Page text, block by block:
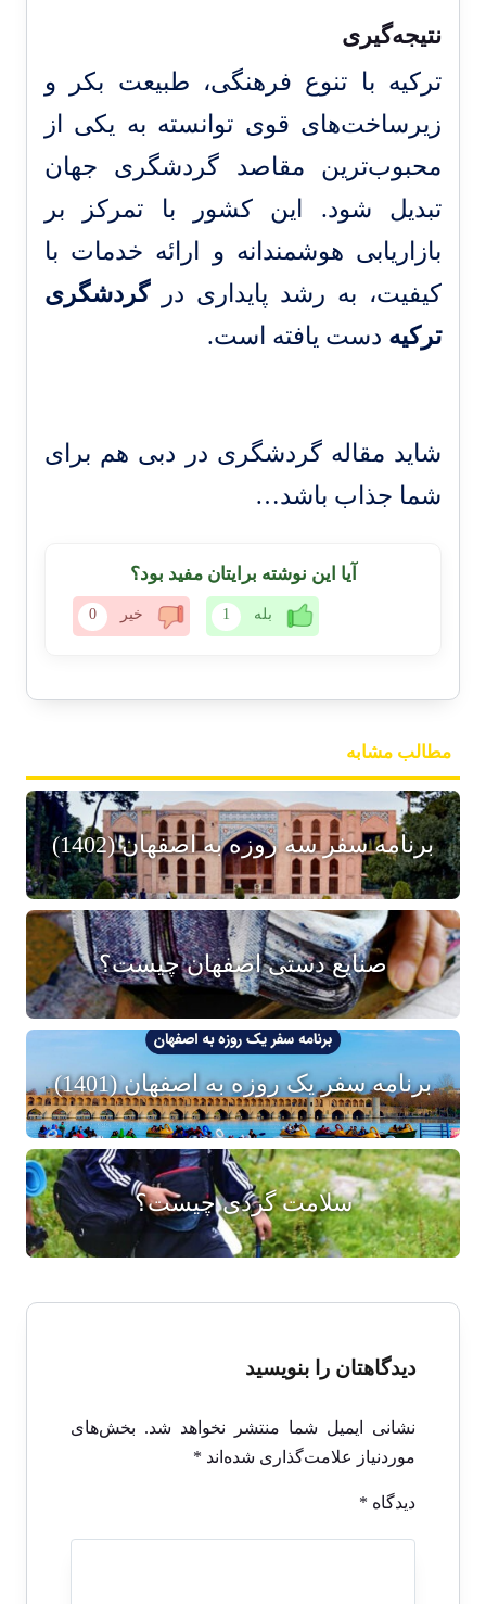
نتیجه‌گیری
ترکیه با تنوع فرهنگی، طبیعت بکر و
زیرساخت‌های قوی توانسته به یکی از
محبوب‌ترین مقاصد گردشگری جهان
تبدیل شود. این کشور با تمرکز بر
بازاریابی هوشمندانه و ارائه خدمات با
کیفیت، به رشد پایداری درگردشگری
ترکیه دست یافته است.
شاید مقاله گردشگری در دبی هم برای
شما جذاب باشد…
آیا این نوشته برایتان مفید بود؟
بله 1 خیر 0
مطالب مشابه
برنامه سفر سه روزه به اصفهان (1402)
صنایع دستی اصفهان چیست؟
برنامه سفر یک روزه به اصفهان (1401)
سلامت گردی چیست؟
دیدگاهتان را بنویسید
نشانی ایمیل شما منتشر نخواهد شد. بخش‌های
موردنیاز علامت‌گذاری شده‌اند *
دیدگاه *